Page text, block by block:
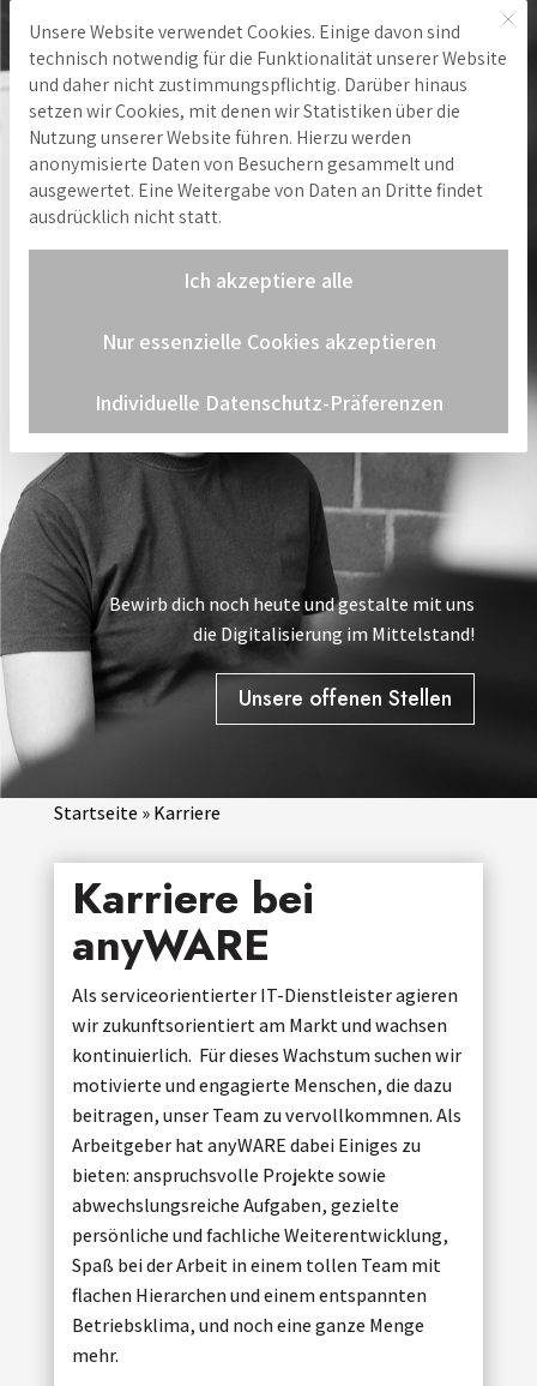
Starte deine
Karriere bei
anyWARE
Bewirb dich noch heute undgestalte mituns
dieDigitalisierung im Mittelstand!
Unsere offenen Stellen
Startseite»Karriere
Karriere bei
anyWARE
Als serviceorientierter IT-Dienstleister agieren
wir zukunftsorientiert am Markt und wachsen
kontinuierlich. Für dieses Wachstum suchen wir
motivierte und engagierte Menschen, die dazu
beitragen, unser Team zu vervollkommnen. Als
Arbeitgeber hat anyWARE dabei Einiges zu
bieten: anspruchsvolle Projekte sowie
abwechslungsreiche Aufgaben, gezielte
persönliche und fachliche Weiterentwicklung,
Spaß bei der Arbeit in einem tollen Team mit
flachen Hierarchen und einem entspannten
Betriebsklima, und noch eine ganze Menge
mehr.
Mit
Hinweis zu Cookies
Unsere Website verwendet Cookies. Einige davon sind
technisch notwendig für die Funktionalität unserer Website
und daher nicht zustimmungspflichtig. Darüber hinaus
setzen wir Cookies, mit denen wir Statistiken über die
Nutzung unserer Website führen. Hierzu werden
anonymisierte Daten von Besuchern gesammelt und
ausgewertet. Eine Weitergabe von Daten an Dritte findet
ausdrücklich nicht statt.
Ich akzeptiere alle
Nur essenzielle Cookies akzeptieren
Individuelle Datenschutz-Präferenzen